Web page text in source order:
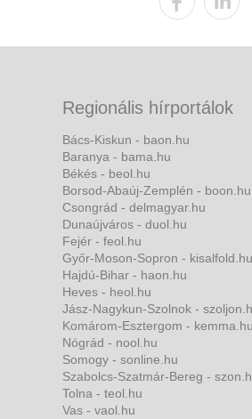
Regionális hírportálok
Bács-Kiskun - baon.hu
Baranya - bama.hu
Békés - beol.hu
Borsod-Abaúj-Zemplén - boon.hu
Csongrád - delmagyar.hu
Dunaújváros - duol.hu
Fejér - feol.hu
Győr-Moson-Sopron - kisalfold.hu
Hajdú-Bihar - haon.hu
Heves - heol.hu
Jász-Nagykun-Szolnok -
Komárom-Esztergom - kemma.hu
Nógrád - nool.hu
Somogy - sonline.hu
Szabolcs-Szatmár-Bereg -
Tolna - teol.hu
Vas - vaol.hu